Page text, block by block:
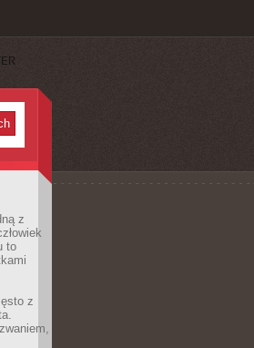
z
to
z